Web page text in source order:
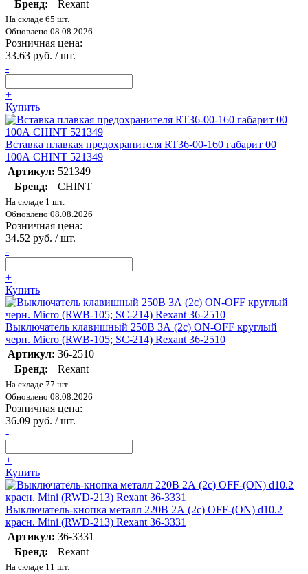
Бренд:
Rexant
На складе 65 шт.
Обновлено 08.08.2026
Розничная цена:
33.63 руб. / шт.
-
+
Купить
Вставка плавкая предохранителя RT36-00-160 габарит 00
100А CHINT 521349
Артикул: 521349
Бренд:
CHINT
На складе 1 шт.
Обновлено 08.08.2026
Розничная цена:
34.52 руб. / шт.
-
+
Купить
Выключатель клавишный 250В 3А (2с) ON-OFF круглый
черн. Micro (RWB-105; SC-214) Rexant 36-2510
Артикул: 36-2510
Бренд:
Rexant
На складе 77 шт.
Обновлено 08.08.2026
Розничная цена:
36.09 руб. / шт.
-
+
Купить
Выключатель-кнопка металл 220В 2А (2с) OFF-(ON) d10.2
красн. Mini (RWD-213) Rexant 36-3331
Артикул: 36-3331
Бренд:
Rexant
На складе 11 шт.